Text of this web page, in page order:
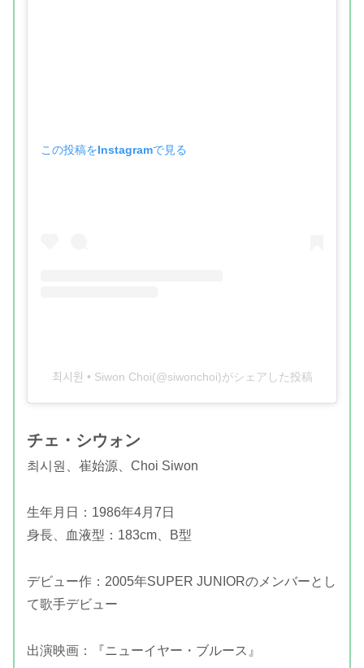
この投稿をInstagramで見る
최시원 • Siwon Choi(@siwonchoi)がシェアした投稿
チェ・シウォン
최시원、崔始源、Choi Siwon
生年月日：1986年4月7日
身長、血液型：183cm、B型
デビュー作：2005年SUPER JUNIORのメンバーとし
て歌手デビュー
出演映画：『ニューイヤー・ブルース』